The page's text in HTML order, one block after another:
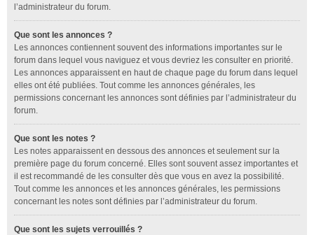
l’administrateur du forum.
Que sont les annonces ?
Les annonces contiennent souvent des informations importantes sur le
forum dans lequel vous naviguez et vous devriez les consulter en priorité.
Les annonces apparaissent en haut de chaque page du forum dans lequel
elles ont été publiées. Tout comme les annonces générales, les
permissions concernant les annonces sont définies par l’administrateur du
forum.
Que sont les notes ?
Les notes apparaissent en dessous des annonces et seulement sur la
première page du forum concerné. Elles sont souvent assez importantes et
il est recommandé de les consulter dès que vous en avez la possibilité.
Tout comme les annonces et les annonces générales, les permissions
concernant les notes sont définies par l’administrateur du forum.
Que sont les sujets verrouillés ?